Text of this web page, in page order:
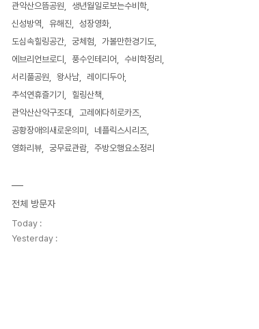
관악산으뜸공원
생년월일로보는수비학
신성방역
유해진
성장영화
도심속힐링공간
궁체험
가볼만한경기도
에브리언브로디
풍수인테리어
수비학정리
서리풀공원
왕사남
레이디두아
추석연휴즐기기
힐링산책
관악산산악구조대
고레에다히로카즈
공황장애의새로운의미
네플릭스시리즈
영화리뷰
궁무료관람 주방오행요소정리
전체 방문자
Today :
Yesterday :